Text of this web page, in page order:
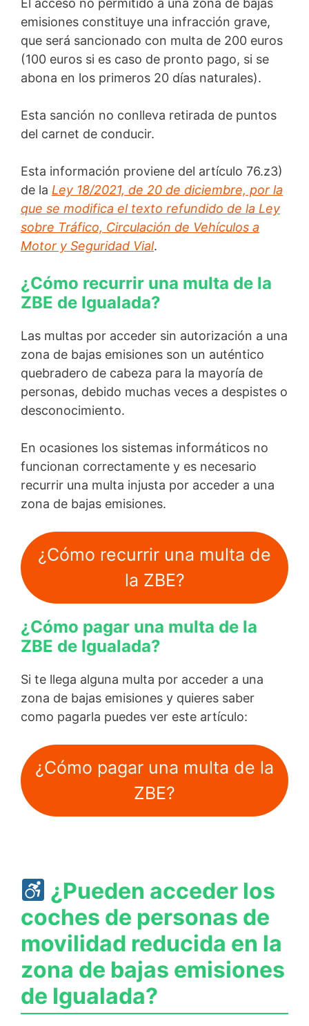
El acceso no permitido a una zona de bajas
emisiones constituye una infracción grave,
que será sancionado con multa de 200 euros
(100 euros si es caso de pronto pago, si se
abona en los primeros 20 días naturales).
Esta sanción no conlleva retirada de puntos
del carnet de conducir.
Esta información proviene del artículo 76.z3)
de la Ley 18/2021, de 20 de diciembre, por la
que se modifica el texto refundido de la Ley
sobre Tráfico, Circulación de Vehículos a
Motor y Seguridad Vial.
¿Cómo recurrir una multa de la
ZBE de Igualada?
Las multas por acceder sin autorización a una
zona de bajas emisiones son un auténtico
quebradero de cabeza para la mayoría de
personas, debido muchas veces a despistes o
desconocimiento.
En ocasiones los sistemas informáticos no
funcionan correctamente y es necesario
recurrir una multa injusta por acceder a una
zona de bajas emisiones.
¿Cómo recurrir una multa de
la ZBE?
¿Cómo pagar una multa de la
ZBE de Igualada?
Si te llega alguna multa por acceder a una
zona de bajas emisiones y quieres saber
como pagarla puedes ver este artículo:
¿Cómo pagar una multa de la
ZBE?
¿Pueden acceder los
coches de personas de
movilidad reducida en la
zona de bajas emisiones
de Igualada?